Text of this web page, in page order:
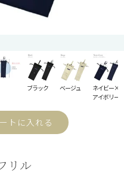
/手袋
ブラック ベージュ
ネイビー×
アイボリー
トに入れる
リル